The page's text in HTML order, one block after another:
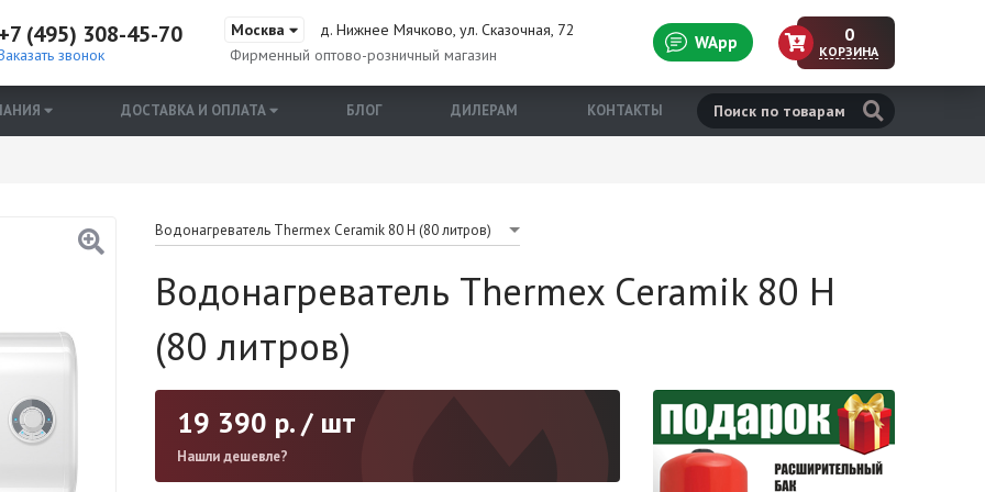
(495) 308-45-70
звонок
Москва
д. Нижнее Мячково, ул. Сказочная, 72
Фирменный оптово-розничный магазин
WApp 0
КОРЗИНА
ДОСТАВКА И ОПЛАТА БЛОГ ДИЛЕРАМ КОНТАКТЫ
Водонагреватель Thermex Ceramik 80 H (80 литров)
Водонагреватель Thermex Ceramik 80 H
(80 литров)
19 390 р. / шт
Нашли дешевле?